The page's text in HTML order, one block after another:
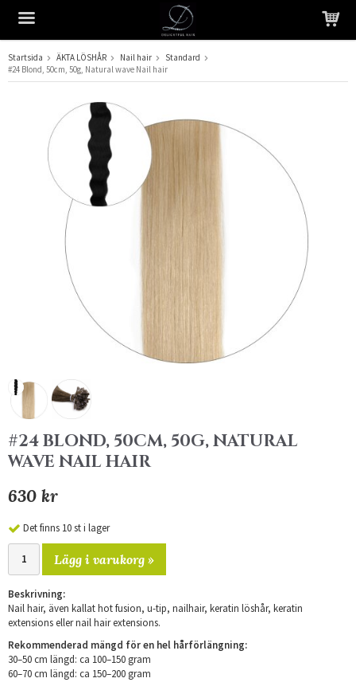
Produkten har blivit tillagd i varukorgen
Startsida ÄKTA LÖSHÅR Nail hair
Standard
#24 Blond, 50cm, 50g, Natural wave Nail hair
#24 BLOND, 50CM, 50G, NATURAL
WAVE NAIL HAIR
630 kr
Det finns 10 st i lager
Lägg i varukorg »
Beskrivning:
Nail hair, även kallat hot fusion, u-tip, nailhair, keratin löshår, keratin
extensions eller nail hair extensions.
Rekommenderad mängd för en hel hårförlängning:
30–50 cm längd: ca 100–150 gram
​60–70 cm längd: ca 150–200 gram